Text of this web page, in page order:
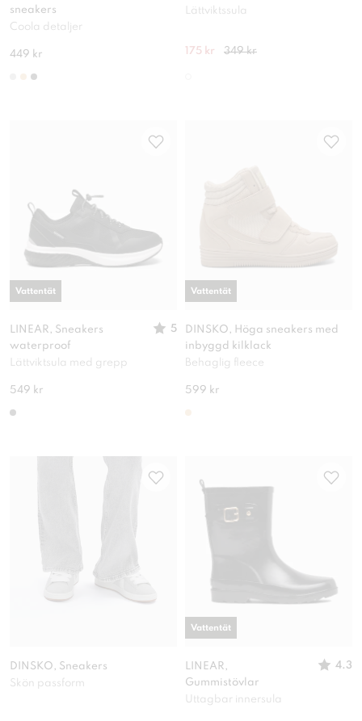
sneakers
Coola detaljer
449 kr
Lättviktssula
175 kr 349 kr
LINEAR, Sneakers
waterproof
5
Lättviktsula med grepp
549 kr
Vattentät
DINSKO, Höga sneakers med
inbyggd kilklack
Behaglig fleece
599 kr
Vattentät
DINSKO, Sneakers
Skön passform
LINEAR,
Gummistövlar
4.3
Uttagbar innersula
Vattentät